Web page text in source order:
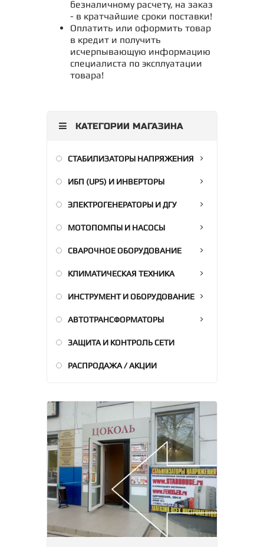
безналичному расчету, на заказ
- в кратчайшие сроки поставки!
Оплатить или оформить товар
в кредит и получить
исчерпывающую информацию
специалиста по эксплуатации
товара!
КАТЕГОРИИ МАГАЗИНА
СТАБИЛИЗАТОРЫ НАПРЯЖЕНИЯ
ИБП (UPS) И ИНВЕРТОРЫ
ЭЛЕКТРОГЕНЕРАТОРЫ И ДГУ
МОТОПОМПЫ И НАСОСЫ
СВАРОЧНОЕ ОБОРУДОВАНИЕ
КЛИМАТИЧЕСКАЯ ТЕХНИКА
ИНСТРУМЕНТ И ОБОРУДОВАНИЕ
АВТОТРАНСФОРМАТОРЫ
ЗАЩИТА И КОНТРОЛЬ СЕТИ
РАСПРОДАЖА / АКЦИИ